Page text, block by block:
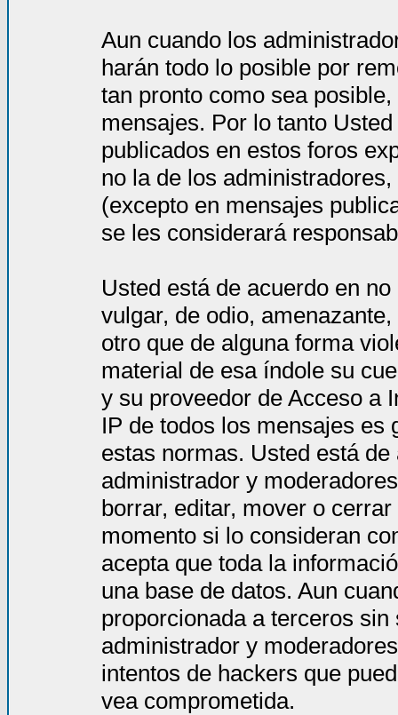
Aun cuando los
harán todo lo posible por
tan pronto como sea
mensajes. Por lo tanto
publicados en estos foros
no la de los
(excepto en mensajes
se les considerará
Usted está de acuerdo en
vulgar, de odio,
otro que de alguna forma
material de esa índole su
y su proveedor de Acceso a
IP de todos los mensajes es
estas normas. Usted está
administrador y
borrar, editar, mover o
momento si lo consideran
acepta que toda la
una base de datos. Aun
proporcionada a terceros
administrador y
intentos de hackers que
vea comprometida.